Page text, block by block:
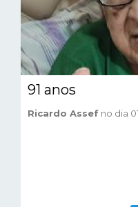
91 anos
Ricardo Assef no dia